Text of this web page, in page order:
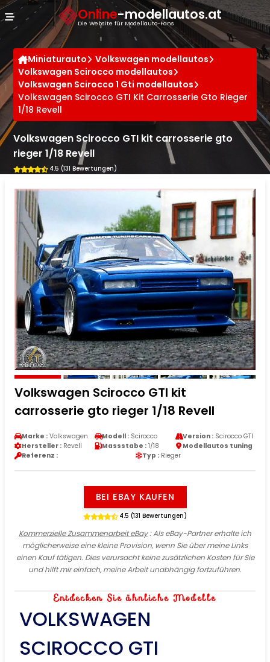
Online-modellautos.at
Die Website für Modellauto-Fans
Miniaturauto
Volkswagen modellautos
Volkswagen Scirocco modellautos
Volkswagen Scirocco 1 Gti modellautos
Volkswagen Scirocco GTI Kit Carrosserie Gto Rieger
1/18 Revell
Volkswagen Scirocco GTI kit carrosserie gto
rieger 1/18 Revell
4.5 (131 Bewertungen)
Volkswagen Scirocco GTI kit
carrosserie gto rieger 1/18 Revell
Marke : Volkswagen Modell : Scirocco Version :Scirocco GTI
Hersteller : Revell Massstabe : 1/18
Modellautos tuning
Referenz :
Typ : Rieger
BEI EBAY KAUFEN
4.5 (131 Bewertungen)
Kommerzielle Zusammenarbeit eBay: Als eBay-Partner erhalte ich
möglicherweise eine kleine Provision, wenn Sie über meine Links
einen Kauf tätigen. Dies verursacht keine zusätzlichen Kosten für Sie
und hilft mir einfach, meine Arbeit unabhängig fortzuführen.
Entdecken Sie ähnliche Modelle
VOLKSWAGEN
SCIROCCO GTI
Cookie-Einstellungen